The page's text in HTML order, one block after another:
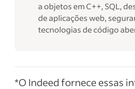
a objetos em C++, SQL,
de aplicações web,
tecnologias de código
*O Indeed fornece essas